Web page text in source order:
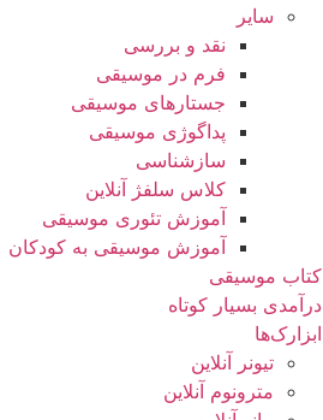
سایر
نقد‌ و بررسی
فرم در موسیقی
جستارهای موسیقی
پداگوژی موسیقی
سازشناسی
کلاس سلفژ آنلاین
آموزش تئوری موسیقی
آموزش موسیقی به کودکان
کتاب موسیقی
درآمدی بسیار کوتاه
ابزارک‌ها
تیونر آنلاین
مترونوم آنلاین